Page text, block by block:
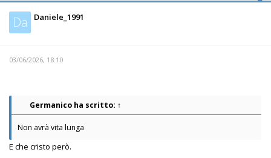
Da Daniele_1991
03/06/2026, 18:10
Germanico ha scritto: ↑
Non avrà vita lunga
E che cristo però.